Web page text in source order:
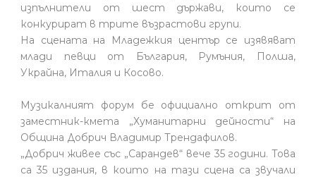
изпълнители от шест държави, които се
конкурират в трите възрастови групи.
На сцената на Младежкия център се изявяват
млади певци от България, Румъния, Полша,
Украйна, Италия и Косово.
Музикалният форум бе официално открит от
заместник-кмета „Хуманитарни дейности“ на
Община Добрич Владимир Трендафилов.
„Добрич живее със „Сарандев“ вече 35 години. Това
са 35 издания, в които на тази сцена са звучали